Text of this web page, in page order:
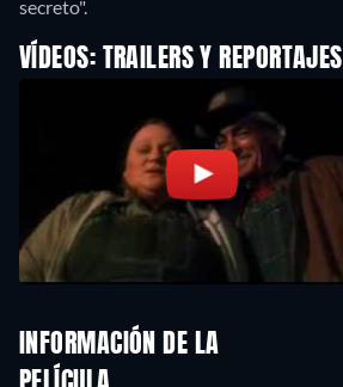
secreto".
VÍDEOS: TRAILERS Y REPORTAJES
INFORMACIÓN DE LA